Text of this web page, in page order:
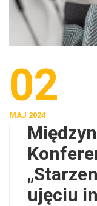
02
MAJ 2024
ujęciu